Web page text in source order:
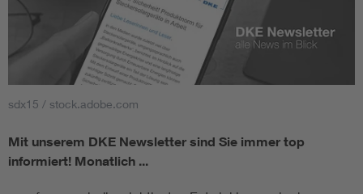
sdx15 / stock.adobe.com
Mit unserem DKE Newsletter sind Sie immer top
informiert! Monatlich ...